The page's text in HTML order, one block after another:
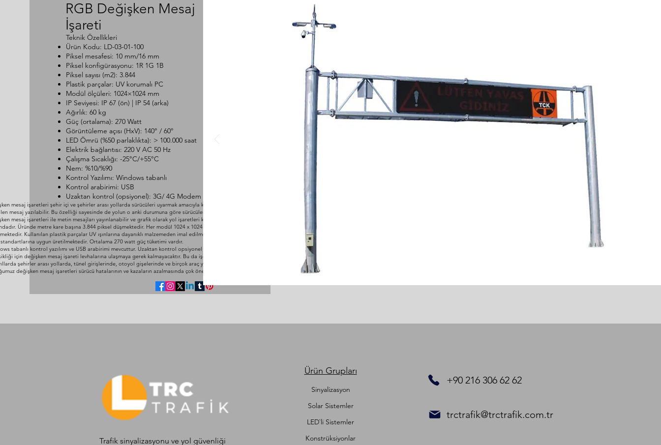
RGB Değişken Mesaj
İşareti
Teknik Özellikleri
Ürün Kodu: LD-03-01-100
Piksel mesafesi: 10 mm/16 mm
Piksel konfigürasyonu: 1R 1G 1B
Piksel sayısı (m2): 3.844
Plastik parçalar: UV korumalı PC
Modül ölçüleri: 1024×1024 mm
IP Seviyesi: IP 67 (ön) | IP 54 (arka)
Ağırlık: 60 kg
Güç (ortalama): 270 Watt
Görüntüleme açısı (HxV): 140° / 60°
LED Ömrü (%50 parlaklıkta): > 100.000 saat
Elektrik bağlantısı: 220 V AC 50 Hz
Çalışma Sıcaklığı: -25°C/+55°C
Nem: %10/%90
Kontrol Yazılımı: Windows tabanlı
Kontrol arabirimi: USB
Uzaktan kontrol (opsiyonel): 3G/ 4G Modem
mesaj işaretleri şehir içi ve şehirler arası yollarda sürücüleri uyarmak amacıyla kullanılan en etkili yöntemlerdendir. Sisteme
mesaj yazılabilir. Bu özelliği sayesinde de yolun o anki durumuna göre sürücüleri rahatlıkla ikaz edebilirsiniz.
mesaj işaretleri ile metin mesajları yayınlanabilir ve grafik olarak yol işaretleri konabilir. Piksel arası mesafe 10 – 16 mm
Üründe metre kare başına 3.844 piksel düşmektedir. Her modül 1024 x 1024 mm ölçülerinde ve yaklaşık 60 kg olarak
Kullanılan plastik parçalar UV ışınlarına dayanıklı malzemeden imal edilmektedir. Sistemin ön kısmı IP 67, arka kısmı ise
standartlarına uygun üretilmektedir. Ortalama 270 watt güç tüketimi vardır.
tabanlı kontrol yazılımı ve USB arabirimi mevcuttur. Uzaktan kontrol opsiyonel olarak sağlanabilmektedir. Böylece mesaj
için değişken mesaj işareti levhalarına ulaşmaya gerek kalmayacaktır. Bu da işçilik maliyetini minimuma düşürmektedir.
şehirler arası yollarda, tünel girişlerinde, otoyol gişelerinde ve birçok araç yoğunluğu olan bölgelerde sıklıkla görmüş
değişken mesaj işaretleri sürücü hatalarının ve kazaların azalmasında çok önemli bir rol oynamaktadır.
Trafik sinyalizasyonu ve yol güvenliği
Ürün Grupları
Sinyalizasyon
Solar Sistemler
LED`li Sistemler
Konstrüksiyonlar
+90 216 306 62 62
trctrafik@trctrafik.com.tr